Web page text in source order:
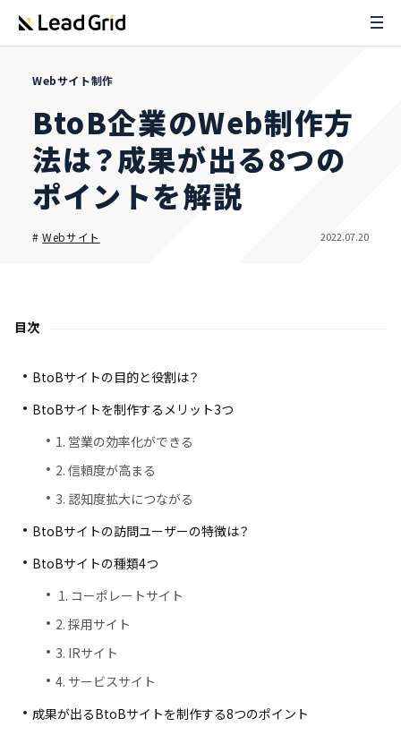
Webサイト制作
BtoB企業のWeb制作方
法は？成果が出る8つの
ポイントを解説
#Webサイト 2022.07.20
目次
BtoBサイトの目的と役割は？
BtoBサイトを制作するメリット3つ
1. 営業の効率化ができる
2. 信頼度が高まる
3. 認知度拡大につながる
BtoBサイトの訪問ユーザーの特徴は？
BtoBサイトの種類4つ
1. コーポレートサイト
2. 採用サイト
3. IRサイト
4. サービスサイト
成果が出るBtoBサイトを制作する8つのポイント